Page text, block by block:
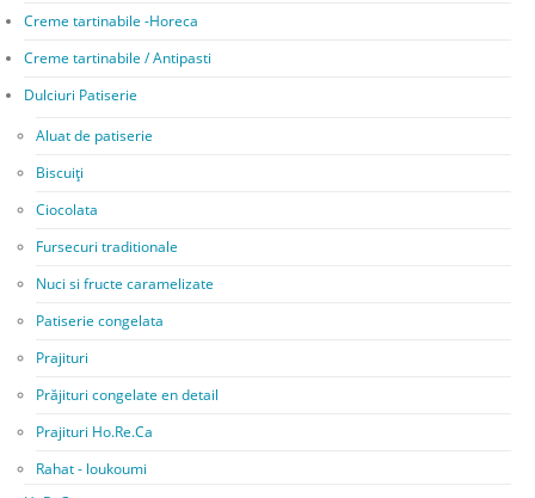
Creme tartinabile -Horeca
Creme tartinabile / Antipasti
Dulciuri Patiserie
Aluat de patiserie
Biscuiți
Ciocolata
Fursecuri traditionale
Nuci si fructe caramelizate
Patiserie congelata
Prajituri
Prăjituri congelate en detail
Prajituri Ho.Re.Ca
Rahat - loukoumi